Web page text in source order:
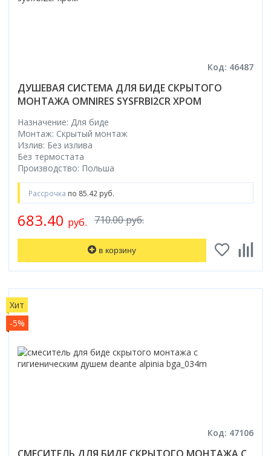
Код: 46487
ДУШЕВАЯ СИСТЕМА ДЛЯ БИДЕ СКРЫТОГО
МОНТАЖА OMNIRES SYSFRBI2CR ХРОМ
Назначение: Для биде
Монтаж: Скрытый монтаж
Излив: Без излива
Без термостата
Производство: Польша
Рассрочка по 85.42 руб.
710.00 руб.
683.40 руб.
в корзину
Хит
-5%
Код: 47106